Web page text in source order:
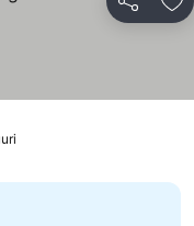
Jaa
hinnat